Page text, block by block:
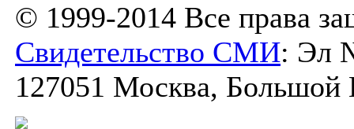
© 1999-2014 Все права
Свидетельство СМИ: Эл
127051 Москва, Большой